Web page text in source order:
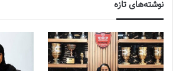
نوشته‌های تازه